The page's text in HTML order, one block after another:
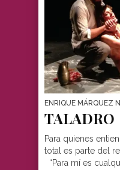
ENRIQUE MÁRQUEZ
TALADRO
Para quienes
total es parte del
“Para mí es